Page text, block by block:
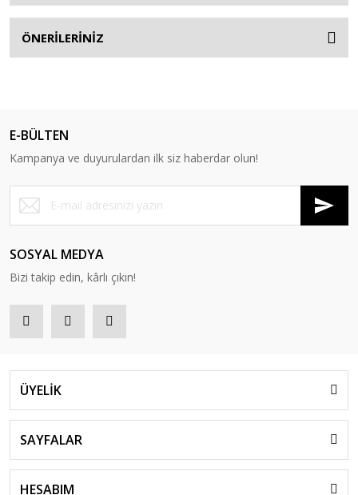
ÖNERİLERİNİZ
E-BÜLTEN
Kampanya ve duyurulardan ilk siz haberdar olun!
SOSYAL MEDYA
Bizi takip edin, kârlı çıkın!
ÜYELİK
SAYFALAR
HESABIM